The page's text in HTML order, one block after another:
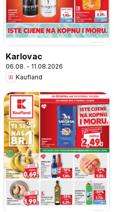
Karlovac
06.08. - 11.08.2026
Kaufland